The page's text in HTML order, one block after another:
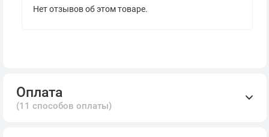
Нет отзывов об этом товаре.
Оплата
(11 способов оплаты)